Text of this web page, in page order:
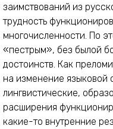
заимствований из
трудность
многочисленности. По
«пестрым», без былой
достоинств. Как
на изменение языковой
лингвистические,
расширения
какие-то внутренние